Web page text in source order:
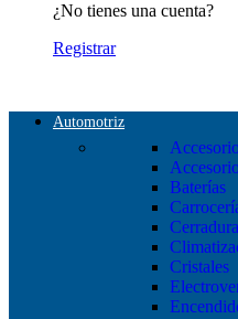
¿No tienes una cuenta?
Registrar
Automotriz
Baterías
Cristales